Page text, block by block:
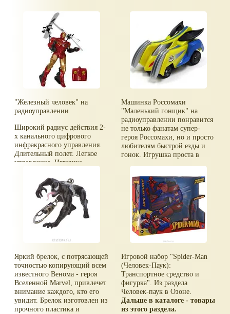
"Железный человек" на
радиоуправлении
Широкий радиус действия 2-
х канального цифрового
инфракрасного управления.
Длительный полет. Легкое
управление. Игрушка
Питание робота - встроенный
Li-Poly аккумулятор (в
комплекте). Питание пульта
управления - 6 батареек
размера «АА»
Машинка Россомахи
"Маленький гонщик" на
радиоуправлении понравится
не только фанатам супер-
героя Россомахи, но и просто
любителям быстрой езды и
гонок. Игрушка проста в
Удобный пульт управления
позволяет полностью
сконцентрироваться на игре и
не отвлекаться на мелочи.
Машинка имеет световые
эффекты, которые делают
игру более интересной и
захватывающей, приближая
реальности.
Яркий брелок, с потрясающей
точностью копирующий всем
известного Венома - героя
Вселенной Marvel, привлечет
внимание каждого, кто его
увидит. Брелок изготовлен из
прочного пластика и
Игровой набор "Spider-Man
(Человек-Паук):
Транспортное средство и
фигурка". Из раздела
Человек-паук в Озоне.
Дальше в каталоге - товары
из этого раздела.